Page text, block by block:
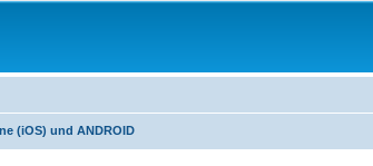
(iOS) und ANDROID